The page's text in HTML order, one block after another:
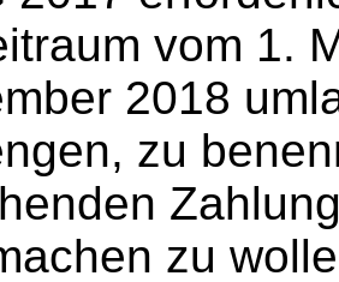
vom 1.
2018
zu
zu